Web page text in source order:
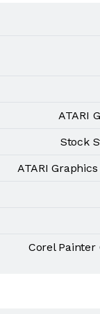
ATARI
Stock
ATARI
Corel